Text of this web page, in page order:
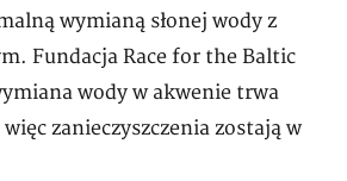
wymianą słonej wody z
Fundacja Race for the Baltic
wody w akwenie trwa
zanieczyszczenia zostają w